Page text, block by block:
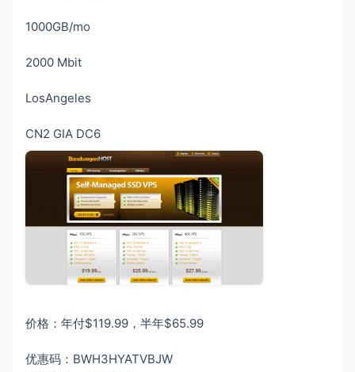
1000GB/mo
2000 Mbit
LosAngeles
CN2 GIA DC6
价格：年付$119.99，半年$65.99
优惠码：BWH3HYATVBJW